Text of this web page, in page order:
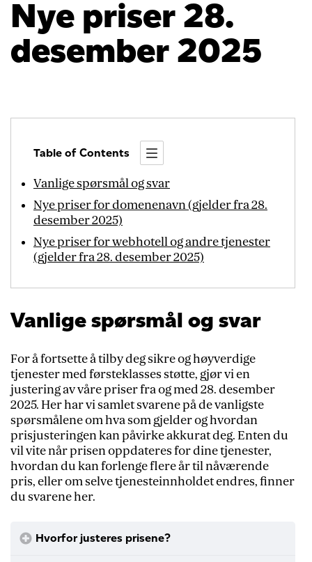
Nye priser 28.
desember 2025
Table of Contents
Vanlige spørsmål og svar
Nye priser for domenenavn (gjelder fra 28.
desember 2025)
Nye priser for webhotell og andre tjenester
(gjelder fra 28. desember 2025)
Vanlige spørsmål og svar
For å fortsette å tilby deg sikre og høyverdige
tjenester med førsteklasses støtte, gjør vi en
justering av våre priser fra og med 28. desember
2025. Her har vi samlet svarene på de vanligste
spørsmålene om hva som gjelder og hvordan
prisjusteringen kan påvirke akkurat deg. Enten du
vil vite når prisen oppdateres for dine tjenester,
hvordan du kan forlenge flere år til nåværende
pris, eller om selve tjenesteinnholdet endres, finner
du svarene her.
Hvorfor justeres prisene?